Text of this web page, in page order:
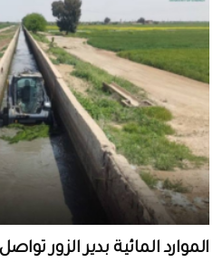
الموارد المائية بدير الزور